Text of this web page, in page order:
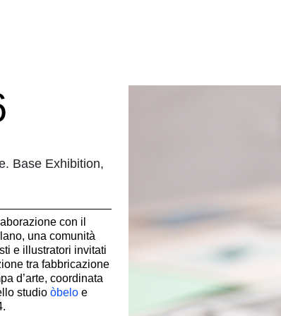
Base Exhibition,
con il
una comunità
e illustratori invitati
tra fabbricazione
d’arte, coordinata
studio òbelo e